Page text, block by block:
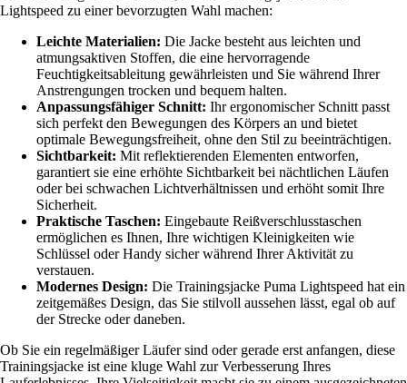
Lightspeed zu einer bevorzugten Wahl machen:
Leichte Materialien: Die Jacke besteht aus leichten und
atmungsaktiven Stoffen, die eine hervorragende
Feuchtigkeitsableitung gewährleisten und Sie während Ihrer
Anstrengungen trocken und bequem halten.
Anpassungsfähiger Schnitt: Ihr ergonomischer Schnitt passt
sich perfekt den Bewegungen des Körpers an und bietet
optimale Bewegungsfreiheit, ohne den Stil zu beeinträchtigen.
Sichtbarkeit: Mit reflektierenden Elementen entworfen,
garantiert sie eine erhöhte Sichtbarkeit bei nächtlichen Läufen
oder bei schwachen Lichtverhältnissen und erhöht somit Ihre
Sicherheit.
Praktische Taschen: Eingebaute Reißverschlusstaschen
ermöglichen es Ihnen, Ihre wichtigen Kleinigkeiten wie
Schlüssel oder Handy sicher während Ihrer Aktivität zu
verstauen.
Modernes Design: Die Trainingsjacke Puma Lightspeed hat ein
zeitgemäßes Design, das Sie stilvoll aussehen lässt, egal ob auf
der Strecke oder daneben.
Ob Sie ein regelmäßiger Läufer sind oder gerade erst anfangen, diese
Trainingsjacke ist eine kluge Wahl zur Verbesserung Ihres